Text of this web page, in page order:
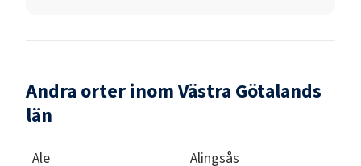
Andra orter inom Västra Götalands
län
Ale Alingsås